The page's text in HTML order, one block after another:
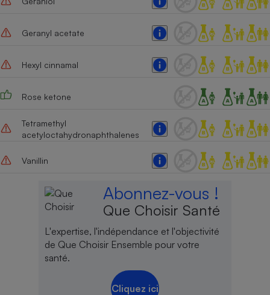
Geranyl acetate
Hexyl cinnamal
Rose ketone
Tetramethyl
acetyloctahydronaphthalenes
Vanillin
Abonnez-vous !
Que Choisir Santé
L'expertise, l'indépendance et l'objectivité
de Que Choisir Ensemble pour votre
santé.
Cliquez ici